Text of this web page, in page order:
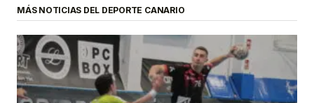
MÁS NOTICIAS DEL DEPORTE CANARIO